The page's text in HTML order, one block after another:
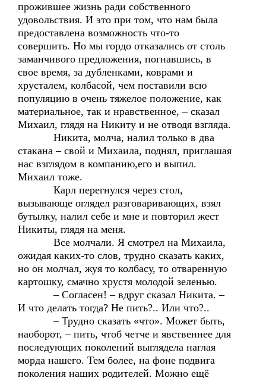
прожившее жизнь ради собственного
удовольствия. И это при том, что нам была
предоставлена возможность что-то
совершить. Но мы гордо отказались от столь
заманчивого предложения, погнавшись, в
свое время, за дубленками, коврами и
хрусталем, колбасой, чем поставили всю
популяцию в очень тяжелое положение, как
материальное, так и нравственное, – сказал
Михаил, глядя на Никиту и не отводя взгляда.
Никита, молча, налил только в два
стакана – свой и Михаила, поднял, приглашая
нас взглядом в компанию,его и выпил.
Михаил тоже.
Карл перегнулся через стол,
вызывающе оглядел разговаривающих, взял
бутылку, налил себе и мне и повторил жест
Никиты, глядя на меня.
Все молчали. Я смотрел на Михаила,
ожидая каких-то слов, трудно сказать каких,
но он молчал, жуя то колбасу, то отваренную
картошку, смачно хрустя молодой зеленью.
– Согласен! – вдруг сказал Никита. –
И что делать тогда? Не пить?.. Или что?..
– Трудно сказать «что». Может быть,
наоборот, – пить, чтоб четче и явственнее для
последующих поколений выглядела наглая
морда нашего. Тем более, на фоне подвига
поколения наших родителей. Можно ещё